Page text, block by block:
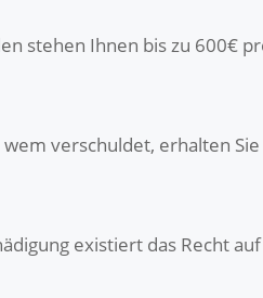
stehen Ihnen bis zu 600€
verschuldet, erhalten
existiert das Recht